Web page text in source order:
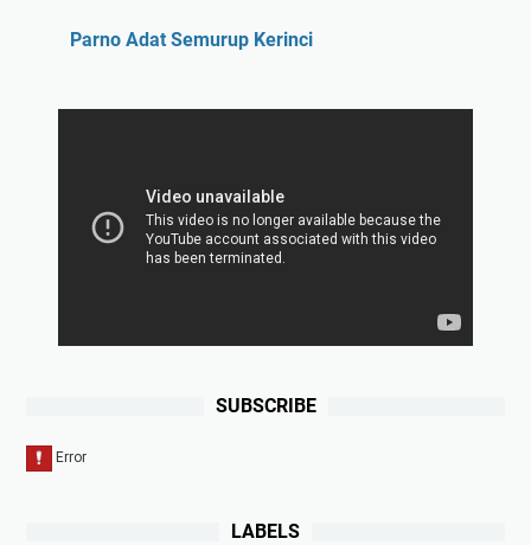
Parno Adat Semurup Kerinci
SUBSCRIBE
LABELS